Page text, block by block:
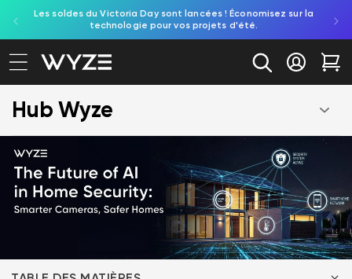
au contenu
d'accessibilité
Les soldes du Victoria Day sont lancées ! Économisez sur la
technologie pour vos projets d'été.
Se
Hub Wyze